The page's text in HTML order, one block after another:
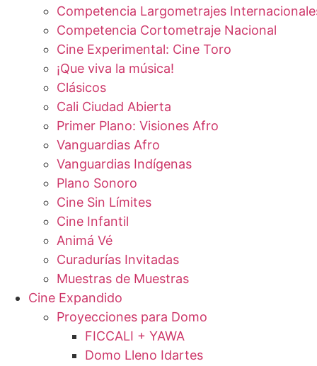
Competencia Largometrajes
Competencia Cortometraje Nacional
Cine Experimental: Cine Toro
¡Que viva la música!
Clásicos
Cali Ciudad Abierta
Primer Plano: Visiones Afro
Vanguardias Afro
Vanguardias Indígenas
Plano Sonoro
Cine Sin Límites
Cine Infantil
Animá Vé
Curadurías Invitadas
Muestras de Muestras
Cine Expandido
Proyecciones para Domo
FICCALI + YAWA
Domo Lleno Idartes